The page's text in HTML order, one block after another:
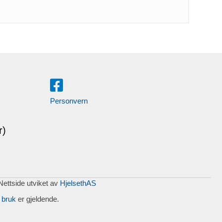
Personvern
utviket av HjelsethAS
er gjeldende.